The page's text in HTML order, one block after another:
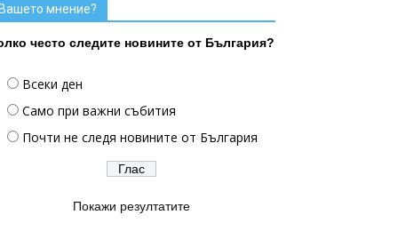
мнение?
често следите новините от България?
Всеки ден
Само при важни събития
Почти не следя новините от България
Покажи резултатите